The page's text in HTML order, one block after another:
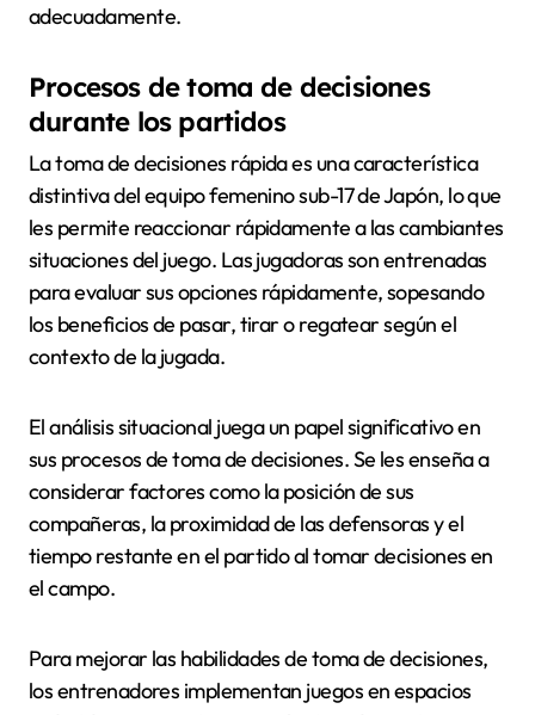
adecuadamente.
Procesos de toma de decisiones
durante los partidos
La toma de decisiones rápida es una característica
distintiva del equipo femenino sub-17 de Japón, lo que
les permite reaccionar rápidamente a las cambiantes
situaciones del juego. Las jugadoras son entrenadas
para evaluar sus opciones rápidamente, sopesando
los beneficios de pasar, tirar o regatear según el
contexto de la jugada.
El análisis situacional juega un papel significativo en
sus procesos de toma de decisiones. Se les enseña a
considerar factores como la posición de sus
compañeras, la proximidad de las defensoras y el
tiempo restante en el partido al tomar decisiones en
el campo.
Para mejorar las habilidades de toma de decisiones,
los entrenadores implementan juegos en espacios